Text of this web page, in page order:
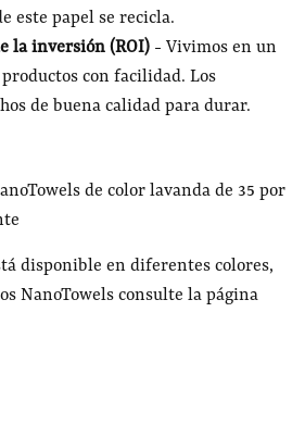
este papel se recicla.
la inversión (ROI)- Vivimos en un
con facilidad. Los
de buena calidad para durar.
de color lavanda de 35 por
disponible en diferentes colores,
NanoTowels consulte la página